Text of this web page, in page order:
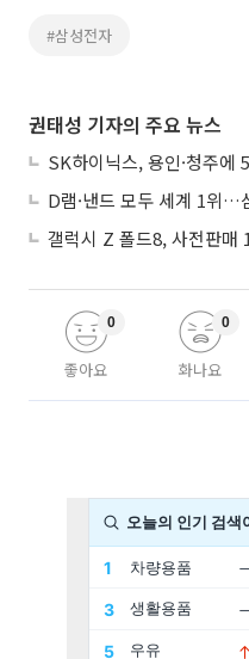
#삼성전자
권태성 기자의 주요 뉴스
좋아요
0
화나요
0